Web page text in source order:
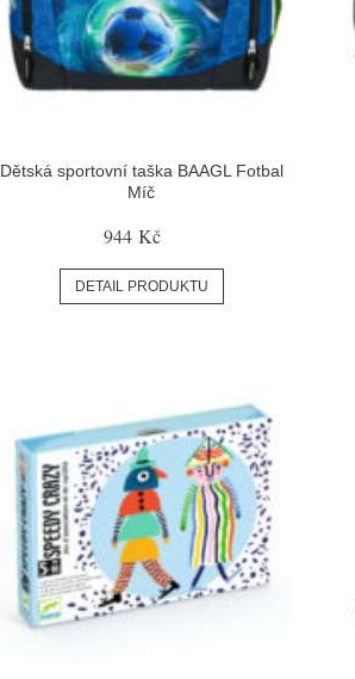
Dětská sportovní taška BAAGL Fotbal
Míč
944 Kč
DETAIL PRODUKTU